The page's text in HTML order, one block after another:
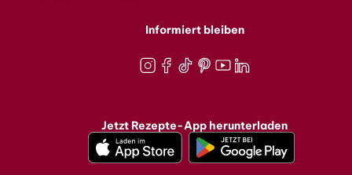
Informiert bleiben
Jetzt Rezepte-App herunterladen